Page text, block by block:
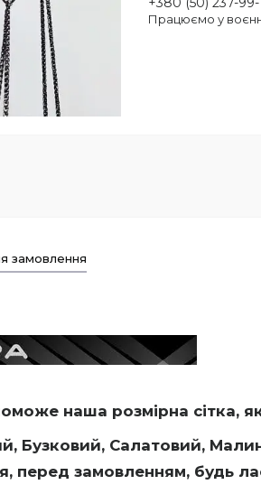
Працюємо у
замовлення
наша розмірна сітка,
Бузковий, Салатовий,
перед замовленням, будь